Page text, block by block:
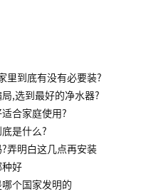
里到底有没有必要装?
,选到最好的净水器?
合家庭使用?
是什么?
弄明白这几点再安装
好
个国家发明的